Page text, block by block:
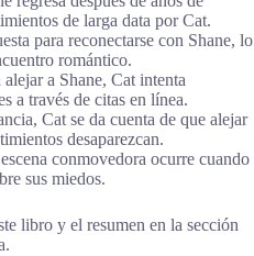
de larga data por Cat.
para reconectarse con Shane, lo
romántico.
alejar a Shane, Cat intenta
a través de citas en línea.
Cat se da cuenta de que alejar
desaparezcan.
conmovedora ocurre cuando
sus miedos.
libro y el resumen en la sección